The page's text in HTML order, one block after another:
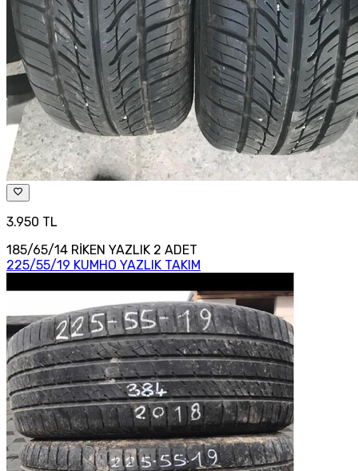
3.950 TL
185/65/14 RİKEN YAZLIK 2 ADET
225/55/19 KUMHO YAZLIK TAKIM